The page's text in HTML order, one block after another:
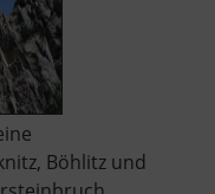
Böhlitz und